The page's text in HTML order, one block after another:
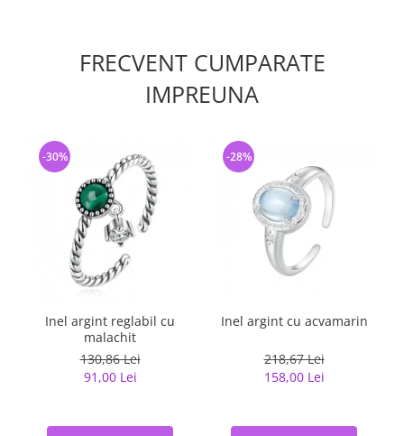
FRECVENT CUMPARATE
IMPREUNA
Inel argint reglabil cu
malachit
130,86 Lei
91,00 Lei
-30%
Inel argint cu acvamarin
218,67 Lei
158,00 Lei
-28%